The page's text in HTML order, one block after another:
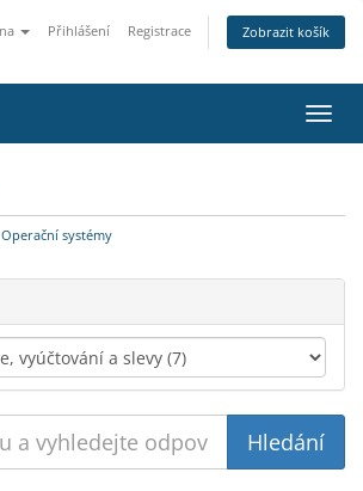
Přihlášení Registrace Zobrazit košík
Operační systémy